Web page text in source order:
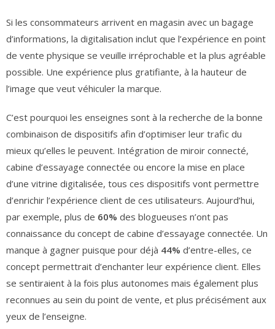
Si les consommateurs arrivent en magasin avec un bagage
d’informations, la digitalisation inclut que l’expérience en point
de vente physique se veuille irréprochable et la plus agréable
possible. Une expérience plus gratifiante, à la hauteur de
l’image que veut véhiculer la marque.
C’est pourquoi les enseignes sont à la recherche de la bonne
combinaison de dispositifs afin d’optimiser leur trafic du
mieux qu’elles le peuvent. Intégration de miroir connecté,
cabine d’essayage connectée ou encore la mise en place
d’une vitrine digitalisée, tous ces dispositifs vont permettre
d’enrichir l’expérience client de ces utilisateurs. Aujourd’hui,
par exemple, plus de 60% des blogueuses n’ont pas
connaissance du concept de cabine d’essayage connectée. Un
manque à gagner puisque pour déjà 44% d’entre-elles, ce
concept permettrait d’enchanter leur expérience client. Elles
se sentiraient à la fois plus autonomes mais également plus
reconnues au sein du point de vente, et plus précisément aux
yeux de l’enseigne.